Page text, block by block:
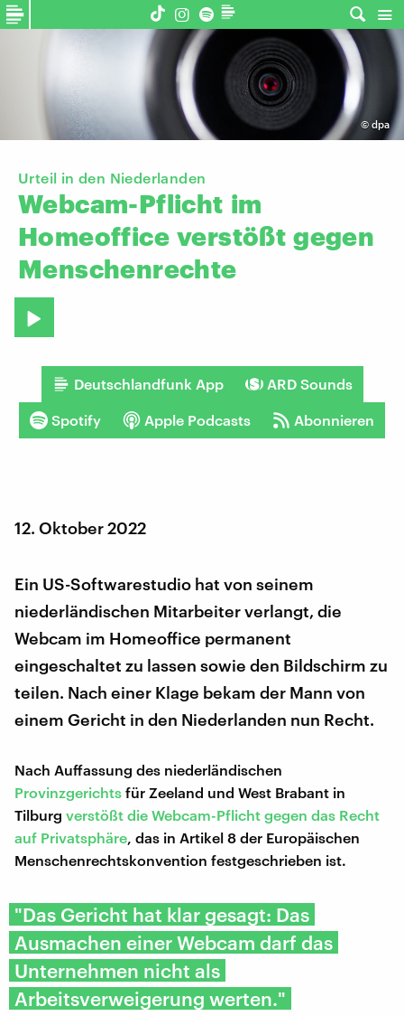
© dpa
Urteil in den Niederlanden
Webcam-Pflicht im
Homeoffice verstößt gegen
Menschenrechte
Deutschlandfunk App ARD Sounds
Spotify Apple Podcasts Abonnieren
12. Oktober 2022
Ein US-Softwarestudio hat von seinem
niederländischen Mitarbeiter verlangt, die
Webcam im Homeoffice permanent
eingeschaltet zu lassen sowie den Bildschirm zu
teilen. Nach einer Klage bekam der Mann von
einem Gericht in den Niederlanden nun Recht.
Nach Auffassung des niederländischen
Provinzgerichts für Zeeland und West Brabant in
Tilburg verstößt die Webcam-Pflicht gegen das Recht
auf Privatsphäre , das in Artikel 8 der Europäischen
Menschenrechtskonvention festgeschrieben ist.
"Das Gericht hat klar gesagt: Das
Ausmachen einer Webcam darf das
Unternehmen nicht als
Arbeitsverweigerung werten."